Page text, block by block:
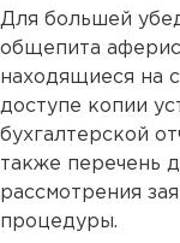
Для большей
общепита
находящиеся на
доступе копии
бухгалтерской
также перечень
рассмотрения
процедуры.